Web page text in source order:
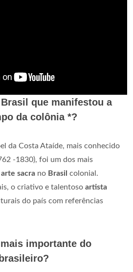
que manifestou a
da colônia *?
da Costa Ataíde, mais conhecido
-1830), foi um dos mais
arte sacra no Brasil colonial.
o criativo e talentoso artista
do país com referências
importante do